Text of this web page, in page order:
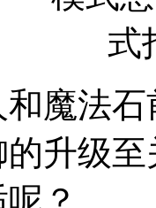
魔法
升级
？